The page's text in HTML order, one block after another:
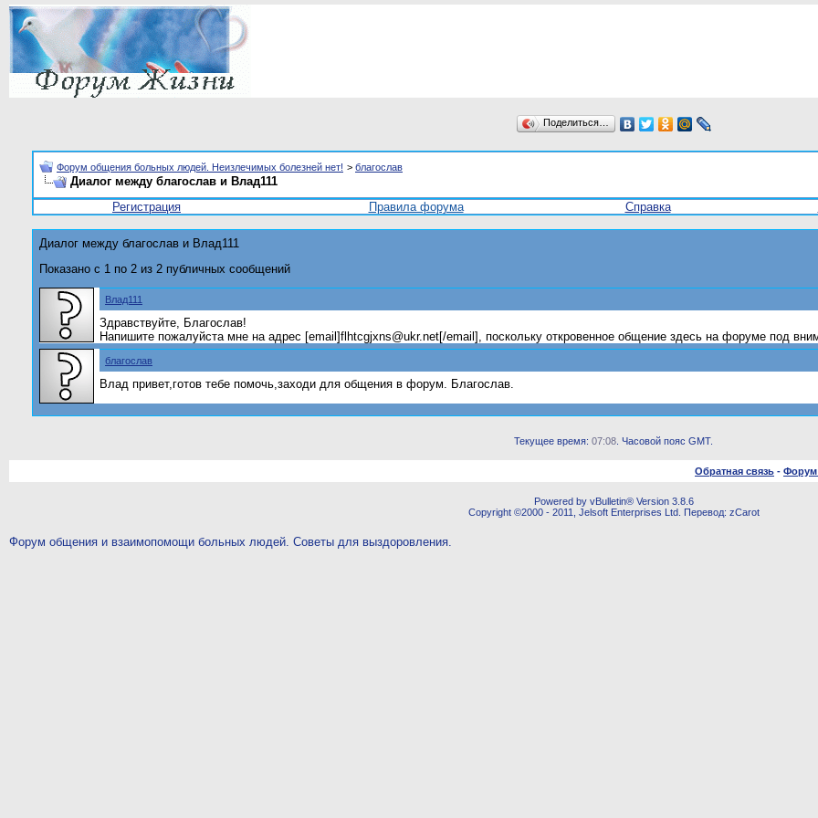
Поделиться…
Форум общения больных людей. Неизлечимых болезней нет! > благослав
Диалог между благослав и Влад111
Регистрация Правила форума Справка
Диалог между благослав и Влад111
Показано с 1 по 2 из 2 публичных сообщений
Влад111
Здравствуйте, Благослав!
Напишите пожалуйста мне на адрес [email]flhtcgjxns@ukr.net[/email], поскольку откровенное общение здесь на форуме под
благослав
Влад привет,готов тебе помочь,заходи для общения в форум. Благослав.
Текущее время: 07:08 . Часовой пояс GMT.
Обратная связь - Форум
Powered by vBulletin® Version 3.8.6
Copyright ©2000 - 2011, Jelsoft Enterprises Ltd. Перевод: zCarot
Форум общения и взаимопомощи больных людей. Советы для выздоровления.